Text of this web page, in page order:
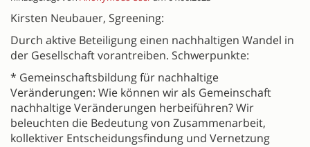
Kirsten Neubauer, Sgreening:
Durch aktive Beteiligung einen nachhaltigen Wandel in
der Gesellschaft vorantreiben. Schwerpunkte:
* Gemeinschaftsbildung für nachhaltige
Veränderungen: Wie können wir als Gemeinschaft
nachhaltige Veränderungen herbeiführen? Wir
beleuchten die Bedeutung von Zusammenarbeit,
kollektiver Entscheidungsfindung und Vernetzung